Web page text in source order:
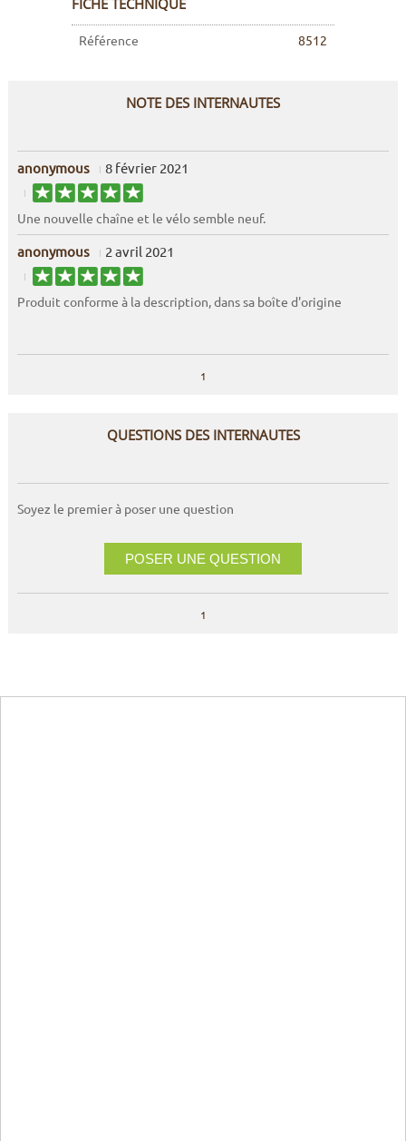
FICHE TECHNIQUE
Référence 8512
NOTE DES INTERNAUTES
anonymous 8 février 2021
Une nouvelle chaîne et le vélo semble neuf.
anonymous 2 avril 2021
Produit conforme à la description, dans sa boîte d'origine
1
QUESTIONS DES INTERNAUTES
Soyez le premier à poser une question
POSER UNE QUESTION
1